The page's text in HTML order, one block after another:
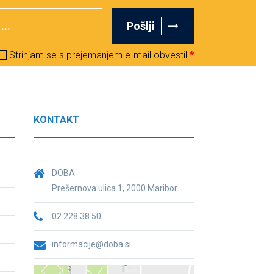
Pošlji
Strinjam se s prejemanjem e-mail obvestil.*
KONTAKT
DOBA
Prešernova ulica 1, 2000 Maribor
02 228 38 50
informacije@doba.si